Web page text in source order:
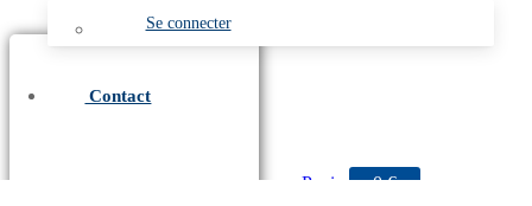
Se connecter
Contact
Panier 0€